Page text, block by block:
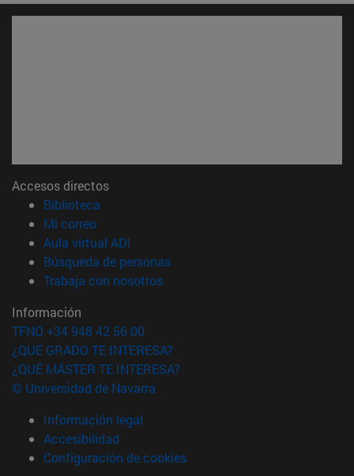
Accesos directos
Biblioteca
Mi correo(abre en nueva ventana)
Aula virtual ADI
Búsqueda de personas(abre en nueva ventana)
Trabaja con nosotros(abre en nueva ventana)
Información
TFNO +34 948 42 56 00
¿QUÉ GRADO TE INTERESA?
¿QUÉ MÁSTER TE INTERESA?
© Universidad de Navarra
Información legal
Accesibilidad
Configuración de cookies